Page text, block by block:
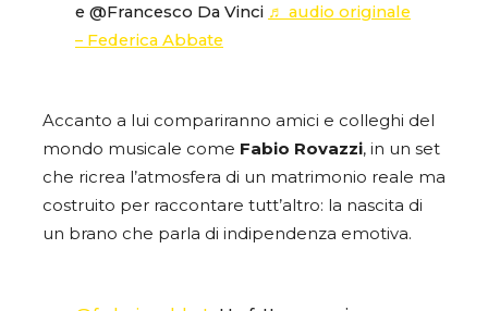
e @Francesco Da Vinci ♬ audio originale
– Federica Abbate
Accanto a lui compariranno amici e colleghi del
mondo musicale come Fabio Rovazzi, in un set
che ricrea l’atmosfera di un matrimonio reale ma
costruito per raccontare tutt’altro: la nascita di
un brano che parla di indipendenza emotiva.